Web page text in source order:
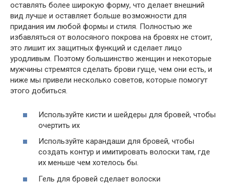
оставлять более широкую форму, что делает внешний
вид лучше и оставляет больше возможности для
придания им любой формы и стиля. Полностью же
избавляться от волосяного покрова на бровях не стоит,
это лишит их защитных функций и сделает лицо
уродливым. Поэтому большинство женщин и некоторые
мужчины стремятся сделать брови гуще, чем они есть, и
ниже мы привели несколько советов, которые помогут
этого добиться.
Используйте кисти и шейдеры для бровей, чтобы
очертить их
Используйте карандаши для бровей, чтобы
создать контур и имитировать волоски там, где
их меньше чем хотелось бы.
Гель для бровей сделает волоски